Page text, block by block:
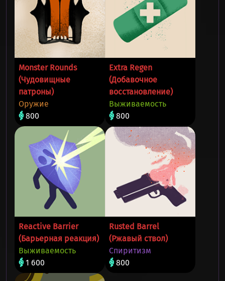
Monster Rounds
(Чудовищные
патроны)
Оружие
800
Extra Regen
(Добавочное
восстановление)
Выживаемость
800
Reactive Barrier
(Барьерная реакция)
Выживаемость
1 600
Rusted Barrel
(Ржавый ствол)
Спиритизм
800